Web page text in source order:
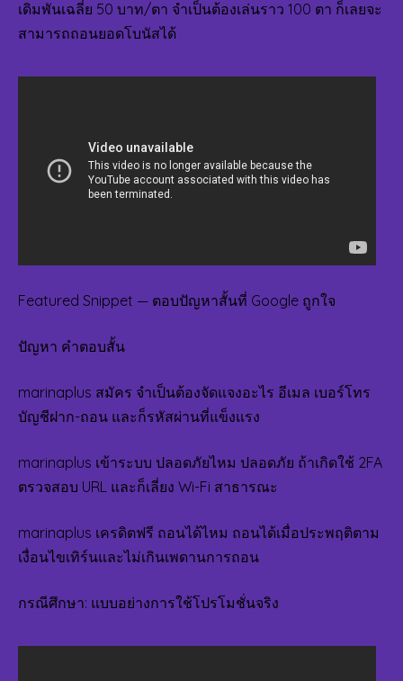
เดิมพันเฉลี่ย 50 บาท/ตา จำเป็นต้องเล่นราว 100 ตา ก็เลยจะ
สามารถถอนยอดโบนัสได้
Featured Snippet — ตอบปัญหาสั้นที่ Google ถูกใจ
ปัญหา คำตอบสั้น
marinaplus สมัคร จำเป็นต้องจัดแจงอะไร อีเมล เบอร์โทร
บัญชีฝาก-ถอน และก็รหัสผ่านที่แข็งแรง
marinaplus เข้าระบบ ปลอดภัยไหม ปลอดภัย ถ้าเกิดใช้ 2FA
ตรวจสอบ URL และก็เลี่ยง Wi-Fi สาธารณะ
marinaplus เครดิตฟรี ถอนได้ไหม ถอนได้เมื่อประพฤติตาม
เงื่อนไขเทิร์นและไม่เกินเพดานการถอน
กรณีศึกษา: แบบอย่างการใช้โปรโมชั่นจริง